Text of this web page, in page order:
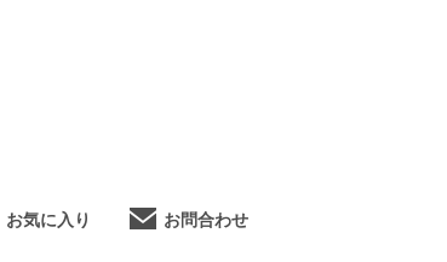
お気に入り お問合わせ